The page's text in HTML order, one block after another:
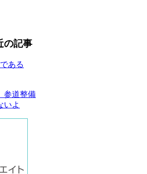
の記事
ある
参道整備
いよ